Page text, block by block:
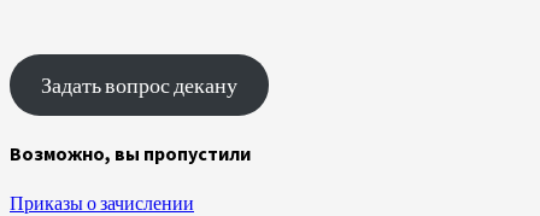
Задать вопрос декану
Возможно, вы пропустили
Приказы о зачислении